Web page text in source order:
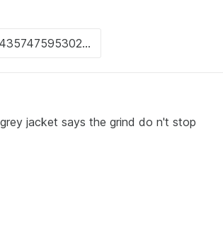
jacket says the grind do n't stop